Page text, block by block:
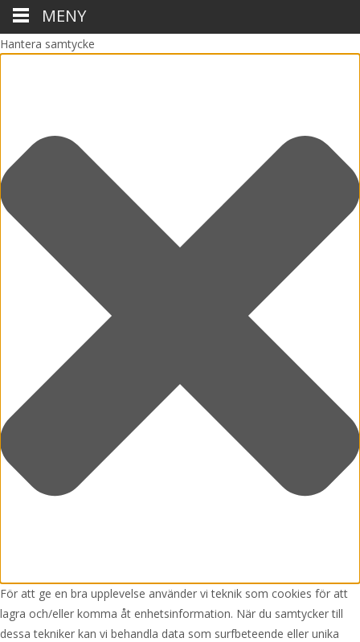
Hantera samtycke
För att ge en bra upplevelse använder vi teknik som cookies för att
lagra och/eller komma åt enhetsinformation. När du samtycker till
dessa tekniker kan vi behandla data som surfbeteende eller unika
MENY